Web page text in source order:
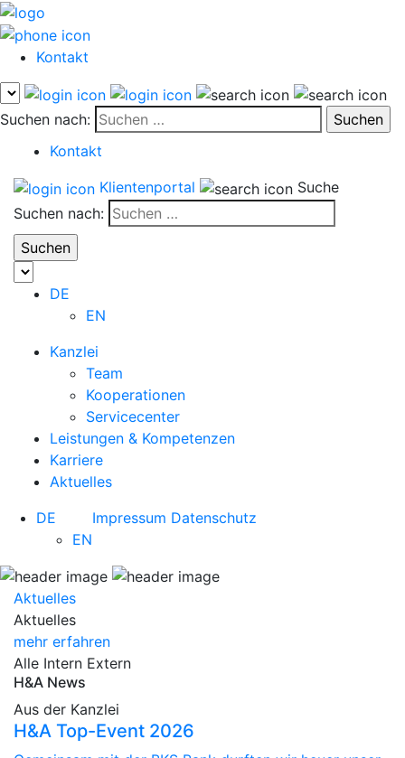
Kontakt
Suchen nach:
Kontakt
Klientenportal
Suche
Suchen nach:
DE
EN
Kanzlei
Team
Kooperationen
Servicecenter
Leistungen & Kompetenzen
Karriere
Aktuelles
DE
EN
Impressum Datenschutz
Aktuelles
Aktuelles
mehr erfahren
Alle Intern Extern
H&A News
Aus der Kanzlei
H&A Top-Event 2026